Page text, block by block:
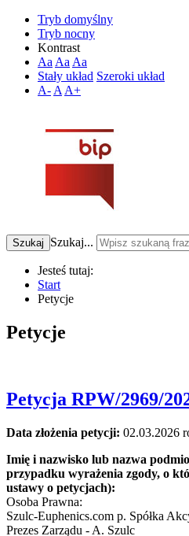
Tryb domyślny
Tryb nocny
Kontrast
Aa Aa Aa
Stały układ Szeroki układ
A- A A+
Szukaj Szukaj...
Jesteś tutaj:
Start
Petycje
Petycje
Petycja RPW/2969/
Data złożenia petycji: 02.03.2026
Imię i nazwisko lub nazwa
przypadku wyrażenia zgody, o
ustawy o petycjach):
Osoba Prawna:
Szulc-Euphenics.com p. Spółka
Prezes Zarządu - A. Szulc